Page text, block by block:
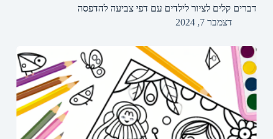
דברים קלים לציור לילדים עם דפי צביעה להדפסה
דצמבר 7, 2024